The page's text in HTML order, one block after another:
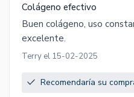
Colágeno efectivo
Buen colágeno, uso
excelente.
Terry el 15-02-2025
Recomendaría su